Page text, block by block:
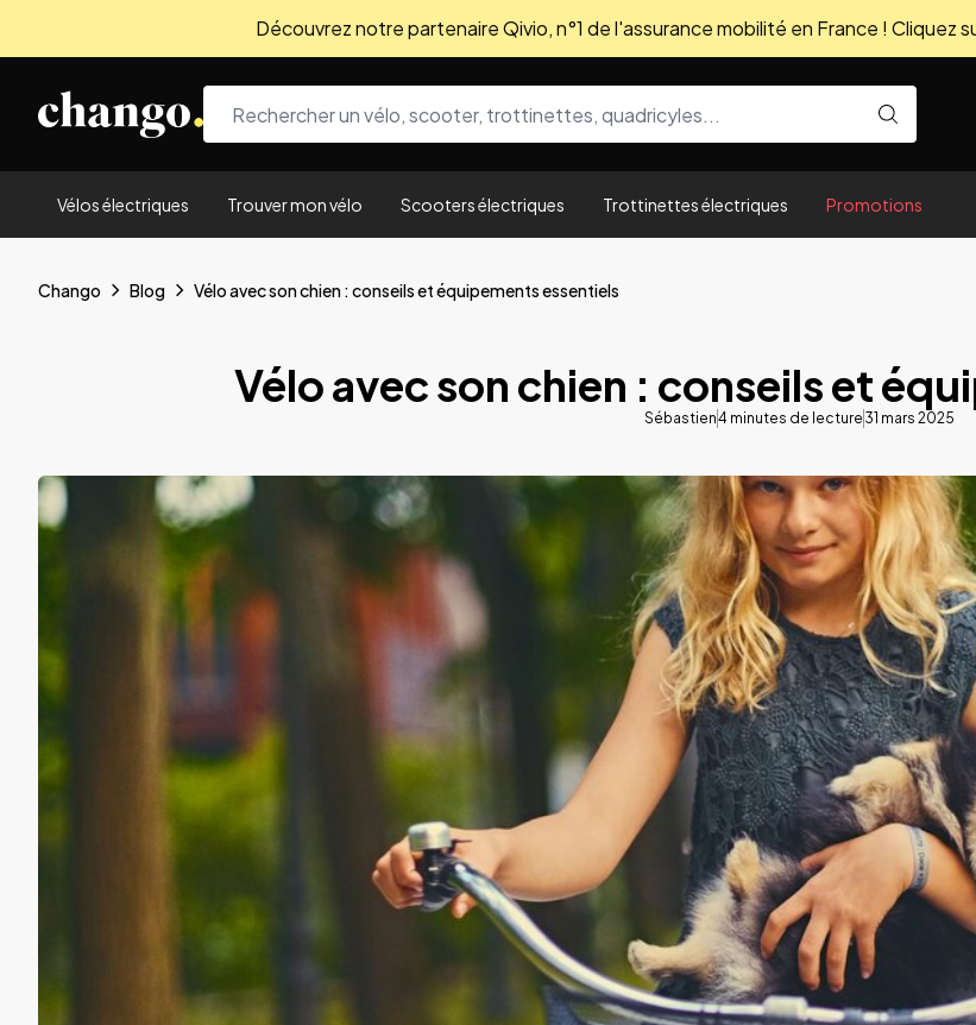
Découvrez notre partenaire Qivio, n°1 de l'assurance mobilité en France ! Cliquez
Vélos électriques Trouver mon vélo Scooters électriques Trottinettes électriques Promotions
Chango Blog Vélo avec son chien : conseils et équipements essentiels
Vélo avec son chien : conseils et
Sébastien4 minutes de lecture 31 mars 2025